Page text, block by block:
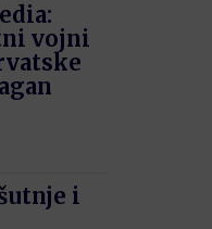
vojni
i